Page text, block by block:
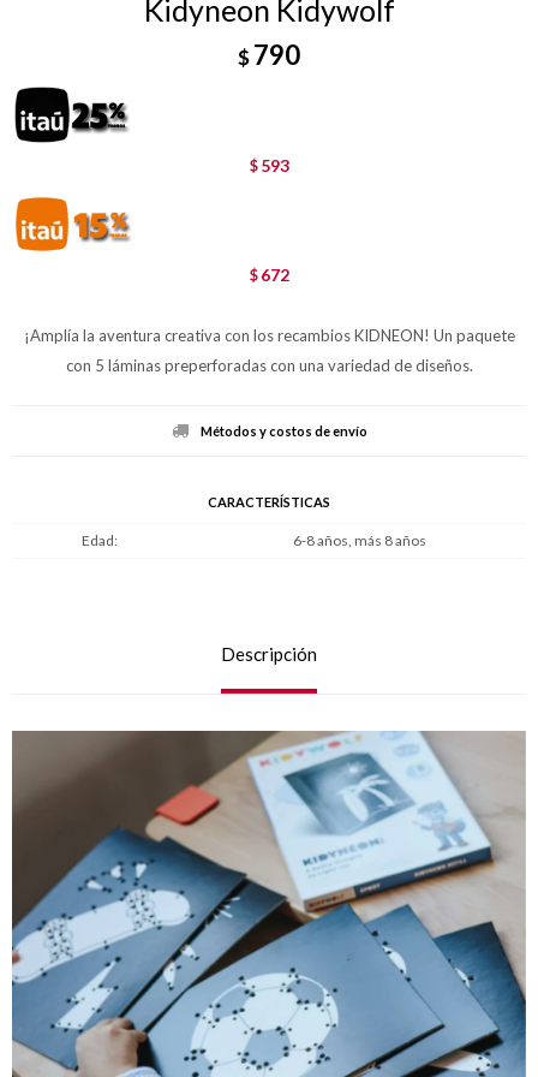
Kidyneon Kidywolf
$790
$ 593
$ 672
¡Amplía la aventura creativa con los recambios KIDNEON! Un paquete
con 5 láminas preperforadas con una variedad de diseños.
Métodos y costos de envío
CARACTERÍSTICAS
Edad 6-8 años, más 8 años
Descripción